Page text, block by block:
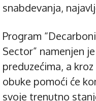
snabdevanja,
Program
Sector” namenjen
preduzećima, a
obuke pomoći će
svoje trenutno